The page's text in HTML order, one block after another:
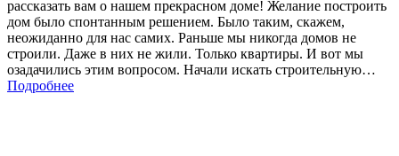
рассказать вам о нашем прекрасном доме! Желание построить
дом было спонтанным решением. Было таким, скажем,
неожиданно для нас самих. Раньше мы никогда домов не
строили. Даже в них не жили. Только квартиры. И вот мы
озадачились этим вопросом. Начали искать строительную…
Подробнее